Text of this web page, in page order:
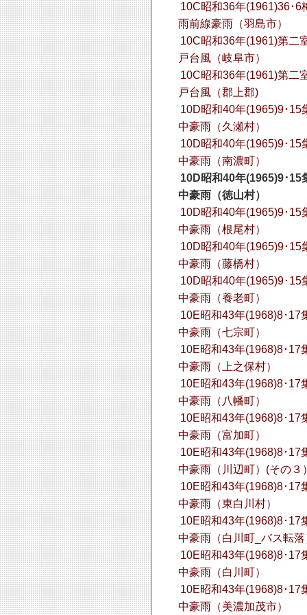
10C昭和36年(1961)36･6
雨前線豪雨（羽島市）
10C昭和36年(1961)第二
戸台風（岐阜市）
10C昭和36年(1961)第二
戸台風（郡上郡)
10D昭和40年(1965)9･15
中豪雨（久瀬村）
10D昭和40年(1965)9･15
中豪雨（南濃町）
10D昭和40年(1965)9･15
中豪雨（徳山村）
10D昭和40年(1965)9･15
中豪雨（根尾村）
10D昭和40年(1965)9･15
中豪雨（藤橋村）
10D昭和40年(1965)9･15
中豪雨（養老町）
10E昭和43年(1968)8･17
中豪雨（七宗町）
10E昭和43年(1968)8･17
中豪雨（上之保村）
10E昭和43年(1968)8･17
中豪雨（八幡町）
10E昭和43年(1968)8･17
中豪雨（富加町）
10E昭和43年(1968)8･17
中豪雨（川辺町）(その３）
10E昭和43年(1968)8･17
中豪雨（東白川村）
10E昭和43年(1968)8･17
中豪雨（白川町_バス転落
10E昭和43年(1968)8･17
中豪雨（白川町）
10E昭和43年(1968)8･17
中豪雨（美濃加茂市）